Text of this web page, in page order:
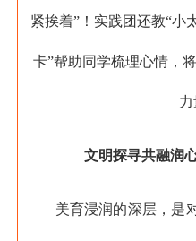
紧挨着”！实践团还教“小
卡”帮助同学梳理心情，
力
文明探寻共融润
美育浸润的深层，是